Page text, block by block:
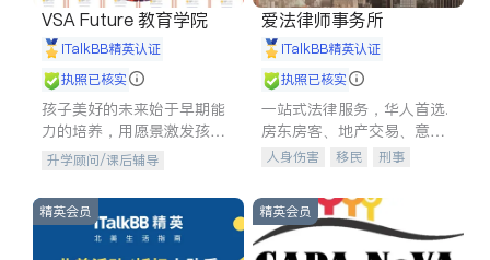
VSA Future 教育学院
iTalkBB精英认证
执照已核实
孩子美好的未来始于早期能
力的培养，用愿景激发孩子
的学习潜力和动力。理念：
拥有成长型心态是成功的基
石。
升学顾问/课后辅导
爱法律师事务所
iTalkBB精英认证
执照已核实
一站式法律服务，华人首选.
房东房客、地产交易、意外
伤害、车祸重伤、商业诉
建筑合同、刑事案件全包办
人身伤害 移民
刑事
信托/遗嘱
商业
索赔
律师-其它 保释
精英会员 精英会员